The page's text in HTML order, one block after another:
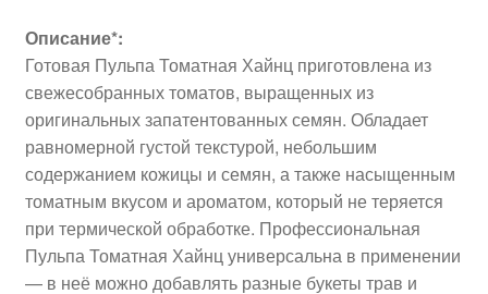
Описание*:
Готовая Пульпа Томатная Хайнц приготовлена из
свежесобранных томатов, выращенных из
оригинальных запатентованных семян. Обладает
равномерной густой текстурой, небольшим
содержанием кожицы и семян, а также насыщенным
томатным вкусом и ароматом, который не теряется
при термической обработке. Профессиональная
Пульпа Томатная Хайнц универсальна в применении
— в неё можно добавлять разные букеты трав и